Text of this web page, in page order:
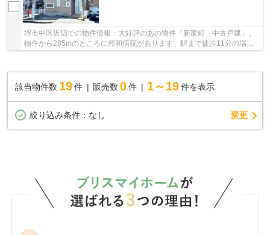
堺市中区近辺での物件情報：大好評のあの物件「新家町 中古戸建」。
物件から285mのところに邦和病院があります。駅まで徒歩11分の場所
該当物件数 19件 販売数 0 件 1～19 件を表示
絞り込み条件： なし 変更